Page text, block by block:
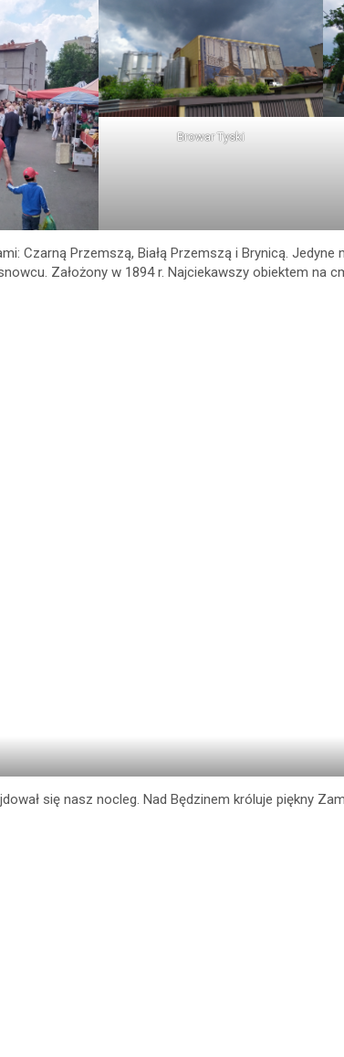
Browar Tyski
Czarną Przemszą, Białą Przemszą i Brynicą.
Założony w 1894 r. Najciekawszy obiektem na
się nasz nocleg. Nad Będzinem króluje piękny